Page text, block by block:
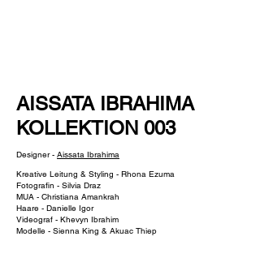
AISSATA IBRAHIMA
KOLLEKTION 003
Designer - Aissata Ibrahima
Kreative Leitung & Styling - Rhona Ezuma
Fotografin - Silvia Draz
MUA - Christiana Amankrah
Haare - Danielle Igor
Videograf - Khevyn Ibrahim
Modelle - Sienna King & Akuac Thiep